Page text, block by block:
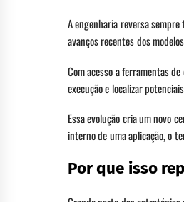
A engenharia reversa
avanços recentes dos
Com acesso a ferramentas
execução e localizar
Essa evolução cria um novo
interno de uma aplicação, o
Por que isso